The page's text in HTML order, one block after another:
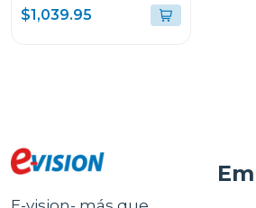
control remoto rc-n3
$1,039.95